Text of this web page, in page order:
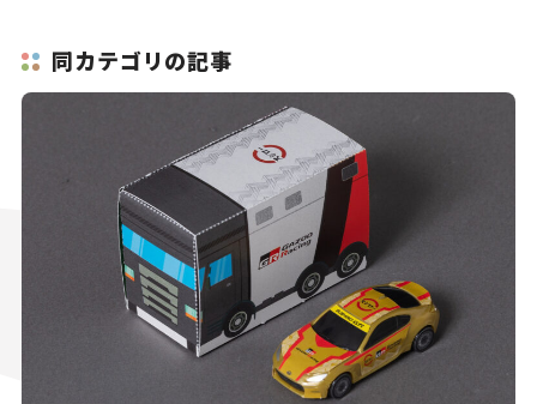
同カテゴリの記事